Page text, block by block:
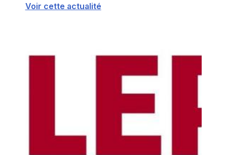
pension alimentaire qui doit être ...
Voir cette actualité